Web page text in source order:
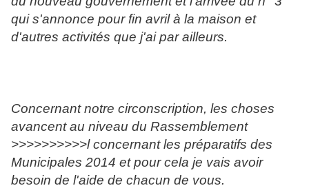
qui s'annonce pour fin avril à la maison et
d'autres activités que j'ai par ailleurs.
Concernant notre circonscription, les choses
avancent au niveau du Rassemblement
>>>>>>>>>>l concernant les préparatifs des
Municipales 2014 et pour cela je vais avoir
besoin de l'aide de chacun de vous.